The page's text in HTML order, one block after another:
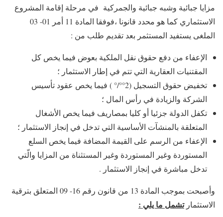
مزايا جبائية وشبه جبائية والجمركية في مرحلة إقامة المشروع
الاستثماري كما هو محدد قانونا ،فوفقا المادة 11 أمر 01- 03
الملغى يستفيد المستثمر بعد تقديم طلب من :
الإعفاء من دفع حقوق نقل الملكية بعوض فيما يخص كل
المقتنيات العقارية التي تتم في إطار الاستثمار ؛
تخفيض حقوق التسجيل (2°°/° ) فيما يخص عقود تأسيس
الشركة والزيادة في رأس المال ؛
تكفل الدولة جزئيا أو كليا بمصاريف فيما يخص الأشغال
المتعلقة بالمنشآت الأساسية التي تدخل في إنجاز الاستثمار ؛
الإعفاء من الرسم على القيمة المضافة فيما يخص السلع
المستوردة وغير المستوردة وغير المستثناة من المزايا والّتي
تدخل مباشرة في إنجاز الاستثمار .
وأصبحت بموجب المادة 13 من قانون رقم 16- 09 المتعلق بترقية
الاستثمارتشمل ما يلي :